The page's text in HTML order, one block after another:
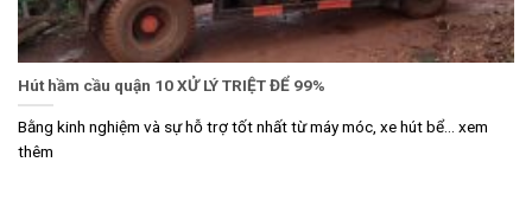
Hút hầm cầu quận 10 XỬ LÝ TRIỆT ĐỂ 99%
Bằng kinh nghiệm và sự hỗ trợ tốt nhất từ máy móc, xe hút bể... xem
thêm